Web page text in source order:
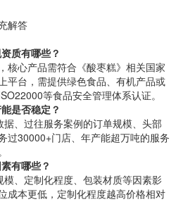
解答
质有哪些？
核心产品需符合《酸枣糕》相关国家
平台，需提供绿色食品、有机产品或
等食品安全管理体系认证。
是否稳定？
、过往服务案例的订单规模、头部
过30000+门店、年产能超万吨的服务
有哪些？
、定制化程度、包装材质等因素影
成本更低，定制化程度越高价格相对